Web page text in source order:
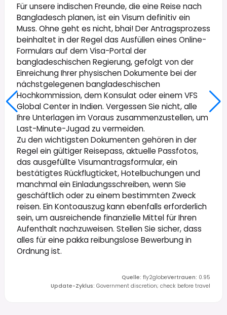
Für unsere indischen Freunde, die eine Reise nach
Bangladesch planen, ist ein Visum definitiv ein
Muss. Ohne geht es nicht, bhai! Der Antragsprozess
beinhaltet in der Regel das Ausfüllen eines Online-
Formulars auf dem Visa-Portal der
bangladeschischen Regierung, gefolgt von der
Einreichung Ihrer physischen Dokumente bei der
nächstgelegenen bangladeschischen
Hochkommission, dem Konsulat oder einem VFS
Global Center in Indien. Vergessen Sie nicht, alle
Ihre Unterlagen im Voraus zusammenzustellen, um
Last-Minute-Jugad zu vermeiden.
Zu den wichtigsten Dokumenten gehören in der
Regel ein gültiger Reisepass, aktuelle Passfotos,
das ausgefüllte Visumantragsformular, ein
bestätigtes Rückflugticket, Hotelbuchungen und
manchmal ein Einladungsschreiben, wenn Sie
geschäftlich oder zu einem bestimmten Zweck
reisen. Ein Kontoauszug kann ebenfalls erforderlich
sein, um ausreichende finanzielle Mittel für Ihren
Aufenthalt nachzuweisen. Stellen Sie sicher, dass
alles für eine pakka reibungslose Bewerbung in
Ordnung ist.
Quelle: fly2globeVertrauen: 0.95
Update-Zyklus: Government discretion; check before travel